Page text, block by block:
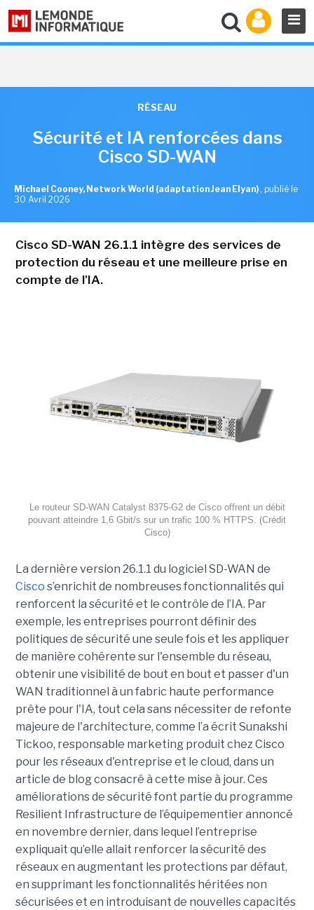
RÉSEAU
Sécurité et IA renforcées dans
Cisco SD-WAN
Michael Cooney, Network World (adaptation Jean Elyan) , publié le
30 Avril 2026
Cisco SD-WAN 26.1.1 intègre des services de
protection du réseau et une meilleure prise en
compte de l'IA.
Le routeur SD-WAN Catalyst 8375-G2 de Cisco offrent un débit
pouvant atteindre 1,6 Gbit/s sur un trafic 100 % HTTPS. (Crédit
Cisco)
La dernière version 26.1.1 du logiciel SD-WAN de
Cisco s’enrichit de nombreuses fonctionnalités qui
renforcent la sécurité et le contrôle de l’IA. Par
exemple, les entreprises pourront définir des
politiques de sécurité une seule fois et les appliquer
de manière cohérente sur l'ensemble du réseau,
obtenir une visibilité de bout en bout et passer d'un
WAN traditionnel à un fabric haute performance
prête pour l'IA, tout cela sans nécessiter de refonte
majeure de l'architecture, comme l’a écrit Sunakshi
Tickoo, responsable marketing produit chez Cisco
pour les réseaux d'entreprise et le cloud, dans un
article de blog consacré à cette mise à jour. Ces
améliorations de sécurité font partie du programme
Resilient Infrastructure de l’équipementier annoncé
en novembre dernier, dans lequel l’entreprise
expliquait qu’elle allait renforcer la sécurité des
réseaux en augmentant les protections par défaut,
en supprimant les fonctionnalités héritées non
sécurisées et en introduisant de nouvelles capacités